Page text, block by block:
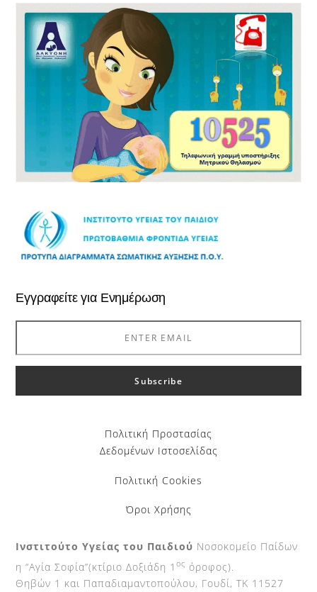
Εγγραφείτε για Ενημέρωση
Πολιτική Προστασίας
Δεδομένων Ιστοσελίδας
Πολιτική Cookies
Όροι Χρήσης
Ινστιτούτο Υγείας του Παιδιού Νοσοκομείο Παίδων
η “Αγία Σοφία”(κτίριο Δοξιάδη 1ος όροφος).
Θηβών 1 και Παπαδιαμαντοπούλου, Γουδί, ΤΚ 11527